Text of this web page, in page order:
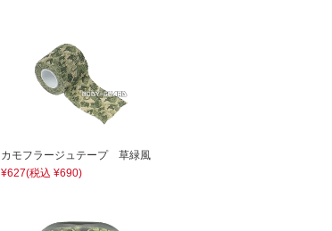
カモフラージュテープ 草緑風
¥627(税込 ¥690)